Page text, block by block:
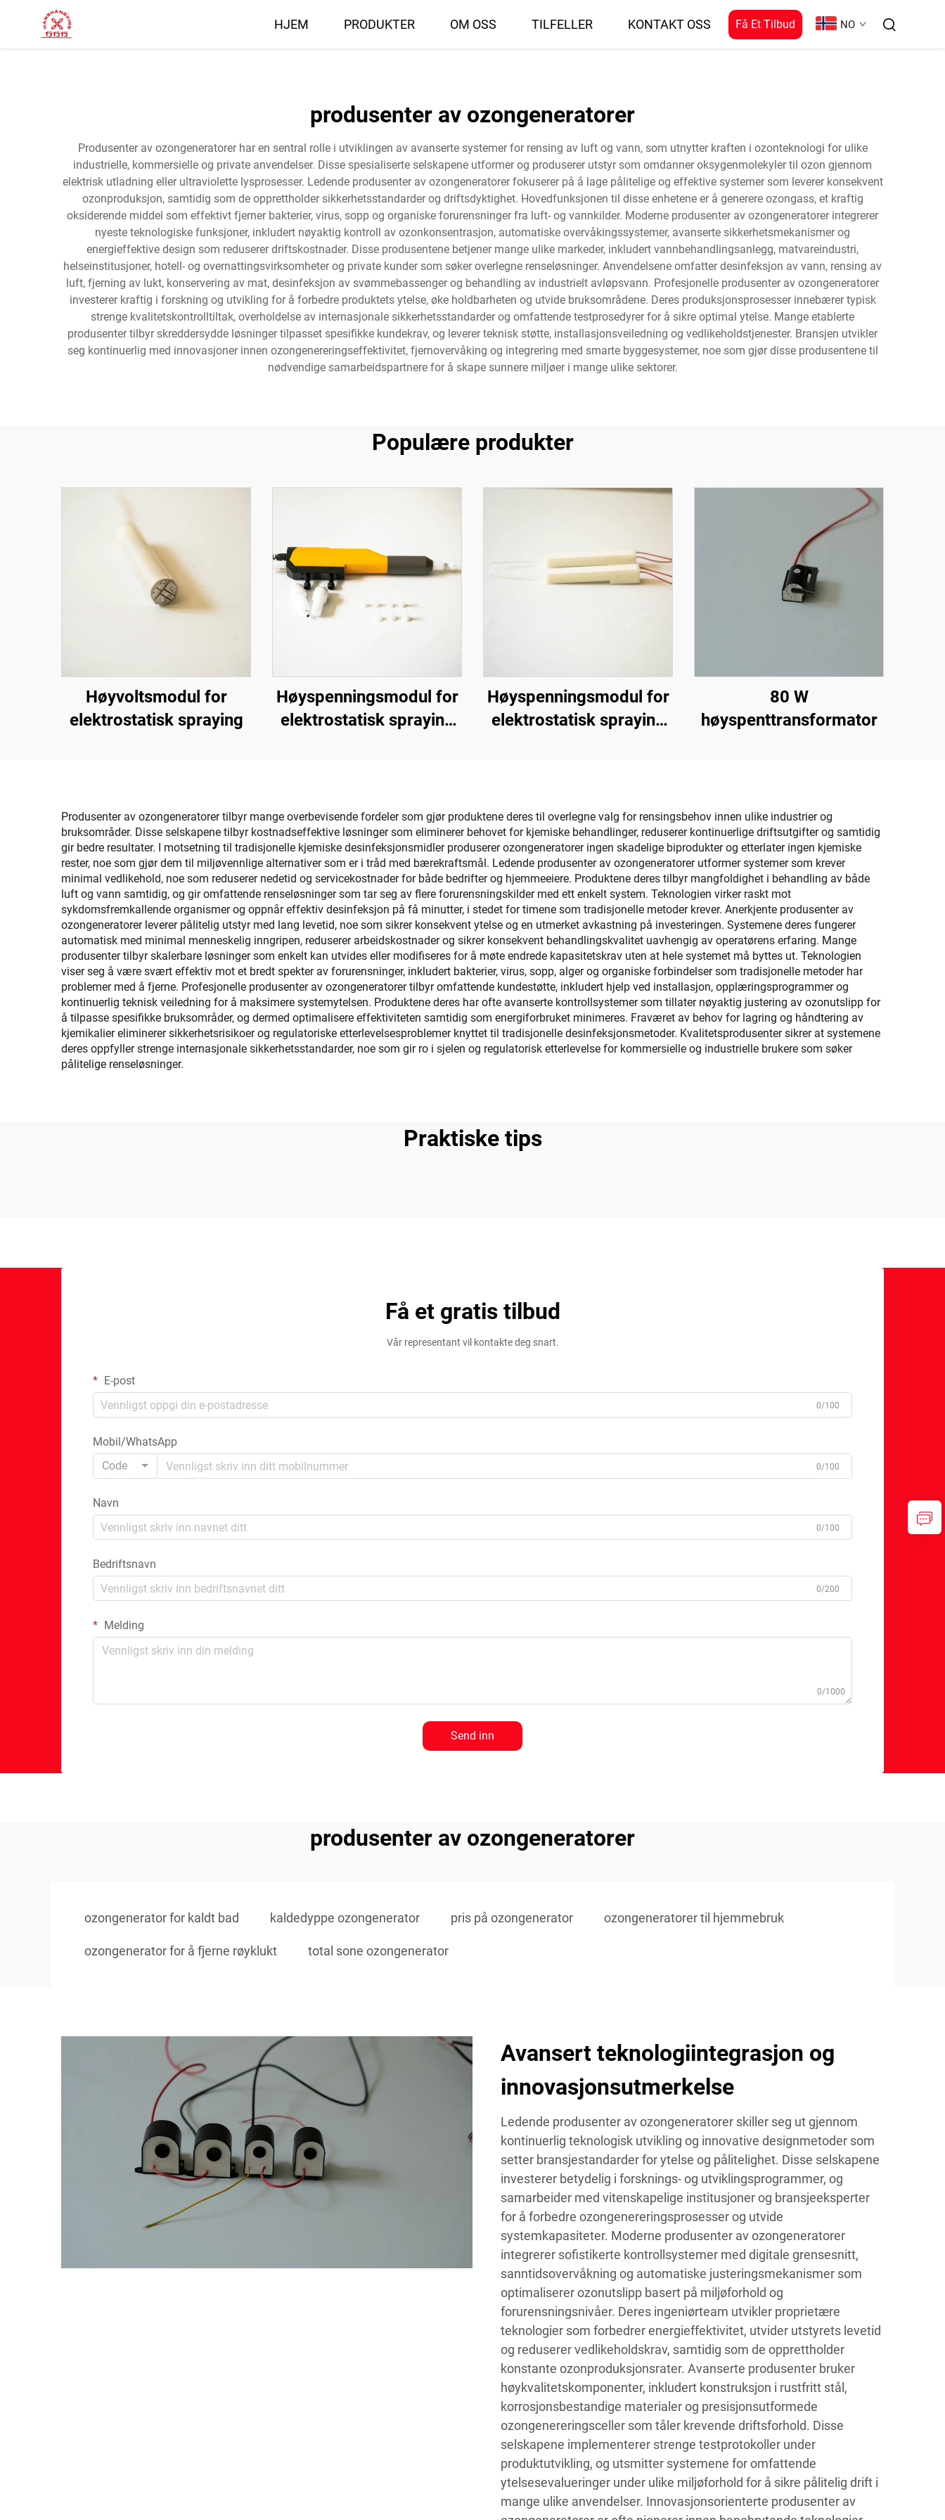
HJEM PRODUKTER OM OSS TILFELLER KONTAKT OSS Få Et Tilbud NO
produsenter av ozongeneratorer
Produsenter av ozongeneratorer har en sentral rolle i utviklingen av avanserte systemer for rensing av luft og vann, som utnytter kraften i ozonteknologi for ulike
industrielle, kommersielle og private anvendelser. Disse spesialiserte selskapene utformer og produserer utstyr som omdanner oksygenmolekyler til ozon gjennom
elektrisk utladning eller ultraviolette lysprosesser. Ledende produsenter av ozongeneratorer fokuserer på å lage pålitelige og effektive systemer som leverer konsekvent
ozonproduksjon, samtidig som de opprettholder sikkerhetsstandarder og driftsdyktighet. Hovedfunksjonen til disse enhetene er å generere ozongass, et kraftig
oksiderende middel som effektivt fjerner bakterier, virus, sopp og organiske forurensninger fra luft- og vannkilder. Moderne produsenter av ozongeneratorer integrerer
nyeste teknologiske funksjoner, inkludert nøyaktig kontroll av ozonkonsentrasjon, automatiske overvåkingssystemer, avanserte sikkerhetsmekanismer og
energieffektive design som reduserer driftskostnader. Disse produsentene betjener mange ulike markeder, inkludert vannbehandlingsanlegg, matvareindustri,
helseinstitusjoner, hotell- og overnattingsvirksomheter og private kunder som søker overlegne renseløsninger. Anvendelsene omfatter desinfeksjon av vann, rensing av
luft, fjerning av lukt, konservering av mat, desinfeksjon av svømmebassenger og behandling av industrielt avløpsvann. Profesjonelle produsenter av ozongeneratorer
investerer kraftig i forskning og utvikling for å forbedre produktets ytelse, øke holdbarheten og utvide bruksområdene. Deres produksjonsprosesser innebærer typisk
strenge kvalitetskontrolltiltak, overholdelse av internasjonale sikkerhetsstandarder og omfattende testprosedyrer for å sikre optimal ytelse. Mange etablerte
produsenter tilbyr skreddersydde løsninger tilpasset spesifikke kundekrav, og leverer teknisk støtte, installasjonsveiledning og vedlikeholdstjenester. Bransjen utvikler
seg kontinuerlig med innovasjoner innen ozongenereringseffektivitet, fjernovervåking og integrering med smarte byggesystemer, noe som gjør disse produsentene til
nødvendige samarbeidspartnere for å skape sunnere miljøer i mange ulike sektorer.
Populære produkter
Høyvoltsmodul for
elektrostatisk spraying
Høyspenningsmodul for
elektrostatisk spraying
Høyspenningsmodul for
elektrostatisk spraying
80 W
høyspenttransformator
Produsenter av ozongeneratorer tilbyr mange overbevisende fordeler som gjør produktene deres til overlegne valg for rensingsbehov innen ulike industrier og
bruksområder. Disse selskapene tilbyr kostnadseffektive løsninger som eliminerer behovet for kjemiske behandlinger, reduserer kontinuerlige driftsutgifter og samtidig
gir bedre resultater. I motsetning til tradisjonelle kjemiske desinfeksjonsmidler produserer ozongeneratorer ingen skadelige biprodukter og etterlater ingen kjemiske
rester, noe som gjør dem til miljøvennlige alternativer som er i tråd med bærekraftsmål. Ledende produsenter av ozongeneratorer utformer systemer som krever
minimal vedlikehold, noe som reduserer nedetid og servicekostnader for både bedrifter og hjemmeeiere. Produktene deres tilbyr mangfoldighet i behandling av både
luft og vann samtidig, og gir omfattende renseløsninger som tar seg av flere forurensningskilder med ett enkelt system. Teknologien virker raskt mot
sykdomsfremkallende organismer og oppnår effektiv desinfeksjon på få minutter, i stedet for timene som tradisjonelle metoder krever. Anerkjente produsenter av
ozongeneratorer leverer pålitelig utstyr med lang levetid, noe som sikrer konsekvent ytelse og en utmerket avkastning på investeringen. Systemene deres fungerer
automatisk med minimal menneskelig inngripen, reduserer arbeidskostnader og sikrer konsekvent behandlingskvalitet uavhengig av operatørens erfaring. Mange
produsenter tilbyr skalerbare løsninger som enkelt kan utvides eller modifiseres for å møte endrede kapasitetskrav uten at hele systemet må byttes ut. Teknologien
viser seg å være svært effektiv mot et bredt spekter av forurensninger, inkludert bakterier, virus, sopp, alger og organiske forbindelser som tradisjonelle metoder har
problemer med å fjerne. Profesjonelle produsenter av ozongeneratorer tilbyr omfattende kundestøtte, inkludert hjelp ved installasjon, opplæringsprogrammer og
kontinuerlig teknisk veiledning for å maksimere systemytelsen. Produktene deres har ofte avanserte kontrollsystemer som tillater nøyaktig justering av ozonutslipp for
å tilpasse spesifikke bruksområder, og dermed optimalisere effektiviteten samtidig som energiforbruket minimeres. Fraværet av behov for lagring og håndtering av
kjemikalier eliminerer sikkerhetsrisikoer og regulatoriske etterlevelsesproblemer knyttet til tradisjonelle desinfeksjonsmetoder. Kvalitetsprodusenter sikrer at systemene
deres oppfyller strenge internasjonale sikkerhetsstandarder, noe som gir ro i sjelen og regulatorisk etterlevelse for kommersielle og industrielle brukere som søker
pålitelige renseløsninger.
Praktiske tips
Få et gratis tilbud
Vår representant vil kontakte deg snart.
E-post
0/100
Mobil/WhatsApp
Code
0/100
Navn
0/100
Bedriftsnavn
0/200
Melding
0/1000
Send inn
produsenter av ozongeneratorer
ozongenerator for kaldt bad kaldedyppe ozongenerator pris på ozongenerator ozongeneratorer til hjemmebruk
ozongenerator for å fjerne røyklukt total sone ozongenerator
Avansert teknologiintegrasjon og
innovasjonsutmerkelse
Ledende produsenter av ozongeneratorer skiller seg ut gjennom
kontinuerlig teknologisk utvikling og innovative designmetoder som
setter bransjestandarder for ytelse og pålitelighet. Disse selskapene
investerer betydelig i forsknings- og utviklingsprogrammer, og
samarbeider med vitenskapelige institusjoner og bransjeeksperter
for å forbedre ozongenereringsprosesser og utvide
systemkapasiteter. Moderne produsenter av ozongeneratorer
integrerer sofistikerte kontrollsystemer med digitale grensesnitt,
sanntidsovervåkning og automatiske justeringsmekanismer som
optimaliserer ozonutslipp basert på miljøforhold og
forurensningsnivåer. Deres ingeniørteam utvikler proprietære
teknologier som forbedrer energieffektivitet, utvider utstyrets levetid
og reduserer vedlikeholdskrav, samtidig som de opprettholder
konstante ozonproduksjonsrater. Avanserte produsenter bruker
høykvalitetskomponenter, inkludert konstruksjon i rustfritt stål,
korrosjonsbestandige materialer og presisjonsutformede
ozongenereringsceller som tåler krevende driftsforhold. Disse
selskapene implementerer strenge testprotokoller under
produktutvikling, og utsmitter systemene for omfattende
ytelsesevalueringer under ulike miljøforhold for å sikre pålitelig drift i
mange ulike anvendelser. Innovasjonsorienterte produsenter av